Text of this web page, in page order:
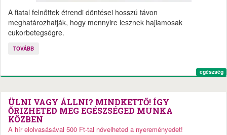
A fiatal felnőttek étrendi döntései hosszú távon
meghatározhatják, hogy mennyire lesznek hajlamosak
cukorbetegségre.
TOVÁBB
egészség
ÜLNI VAGY ÁLLNI? MINDKETTŐ! ÍGY
ŐRIZHETED MEG EGÉSZSÉGED MUNKA
KÖZBEN
A hír elolvasásával 500 Ft-tal növelheted a nyereményedet!